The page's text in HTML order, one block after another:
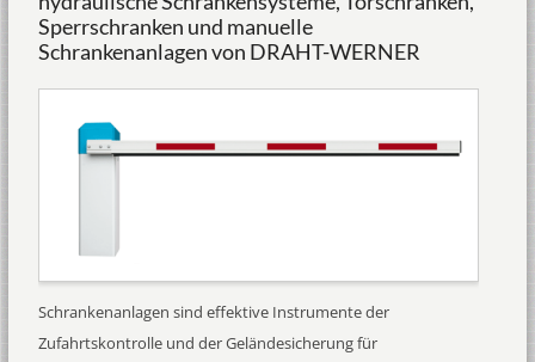
Sperrschranken und manuelle
Schrankenanlagen von DRAHT-WERNER
Schrankenanlagen sind effektive Instrumente der
Zufahrtskontrolle und der Geländesicherung für